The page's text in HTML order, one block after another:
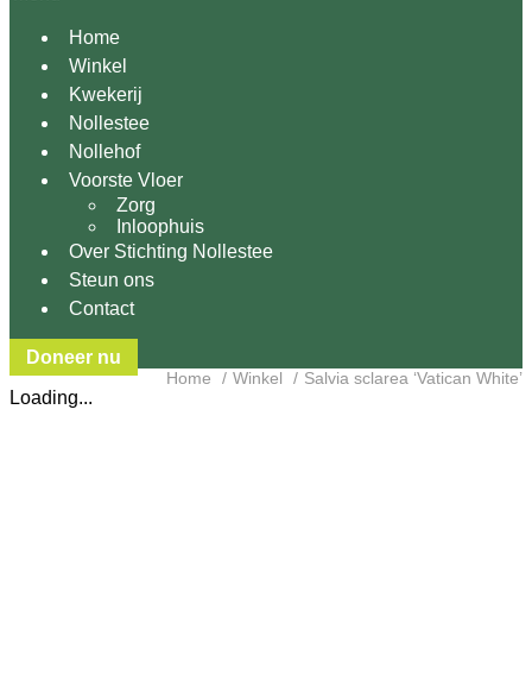
Home
Winkel
Kwekerij
Nollestee
Nollehof
Voorste Vloer
Zorg
Inloophuis
Over Stichting Nollestee
Steun ons
Contact
Doneer nu
Home Winkel Salvia sclarea ‘Vatican White’
Loading...